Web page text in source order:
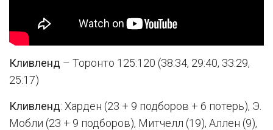
Кливленд – Торонто 125:120 (38:34, 29:40, 33:29,
25:17)
Кливленд: Харден (23 + 9 подборов + 6 потерь), Э.
Мобли (23 + 9 подборов), Митчелл (19), Аллен (9),